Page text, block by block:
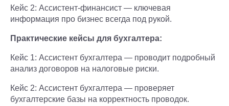
Кейс 2: Ассистент-финансист — ключевая
информация про бизнес всегда под рукой.
Практические кейсы для бухгалтера:
Кейс 1: Ассистент бухгалтера — проводит подробный
анализ договоров на налоговые риски.
Кейс 2: Ассистент бухгалтера — проверяет
бухгалтерские базы на корректность проводок.